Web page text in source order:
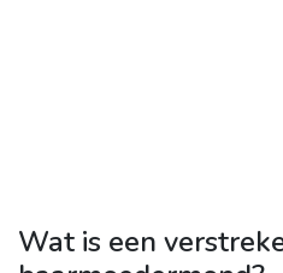
Wat is een